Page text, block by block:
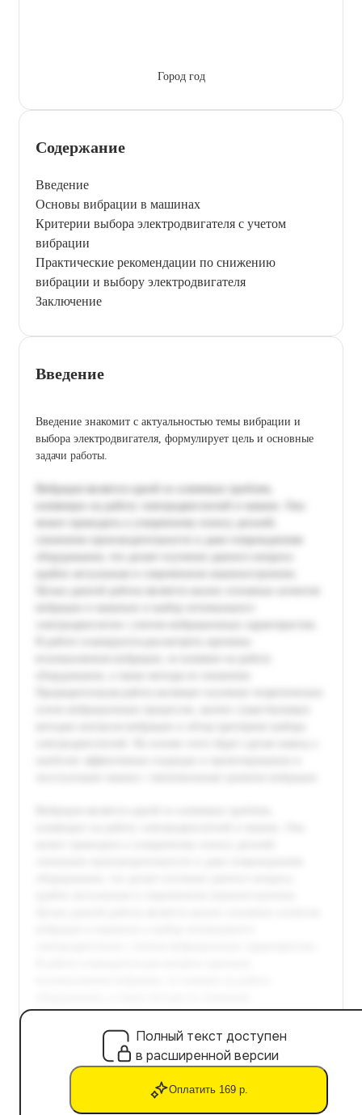
Город год
Содержание
Введение
Основы вибрации в машинах
Критерии выбора электродвигателя с учетом
вибрации
Практические рекомендации по снижению
вибрации и выбору электродвигателя
Заключение
Введение
Введение знакомит с актуальностью темы вибрации и
выбора электродвигателя, формулирует цель и основные
задачи работы.
Полный текст доступен
в расширенной версии
Оплатить 169 р.